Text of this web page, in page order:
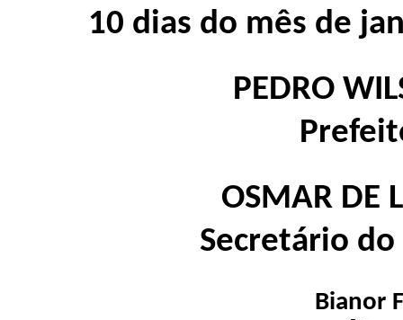
10 dias do mês de
PEDRO
OSMAR DE
Secretário
Bianor